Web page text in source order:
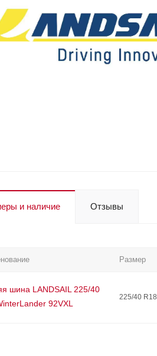
и наличие Отзывы
Размер
шина LANDSAIL 225/40
92VXL
225/40 R18